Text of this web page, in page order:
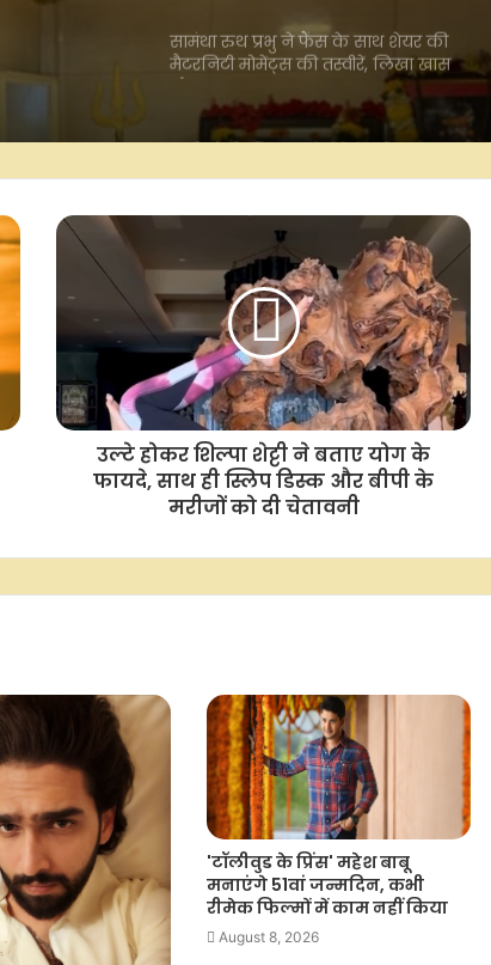
अली गोनी की वजह से मेरे गेम में आया था
सुधार, तभी आखिर तक टिका रहा : अर्सलन
गोनी
धर्म-जाति से उठकर अगर हम पहले भारतीय
बनें तो कई समस्याएं खत्म हो जाएंगी: असित
मेरी सफलता का श्रेय पति करण को जाता है,
हर कदम पर दिया साथ: सुरभि चंदना
रांची छात्र आंदोलन को रैपर सूरज टायलन
का समर्थन, सीएम से बोले-हम आपको वोट
देंगे, आप सही भविष्य दें
चार्ली चौहान ने भारतीय क्रिकेटर रमनदीप
सिंह संग रचाई शादी, शेयर की खूबसूरत
तस्वीरें
जेपीएससी-जेएसएसी विवाद: आंदोलित छात्रों
के बीच रांची पहुंचे पीयूष मिश्रा, बोले-
आपकी आवाज जायज, गाया ‘आरंभ है प्रचंड’
अभिनेत्री प्राजक्ता माली ने अपनाई वीगन
लाइफस्टाइल, मंदिर में आशीर्वाद लेकर
सुनाया फैसला
'द अलायंस' में दमदार परफॉर्मेंस के बाद
शिल्पा शिंदे ने फैंस को कहा शुक्रिया, श्रेया
उल्टे होकर शिल्पा शेट्टी ने बताए योग के
फायदे, साथ ही स्लिप डिस्क और बीपी के
मरीजों को दी चेतावनी
'टॉलीवुड के प्रिंस' महेश बाबू
मनाएंगे 51वां जन्मदिन, कभी
रीमेक फिल्मों में काम नहीं किया
August 8, 2026